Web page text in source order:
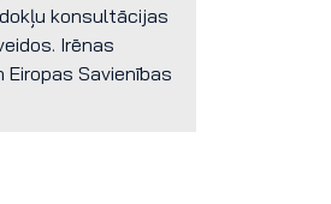
konsultācijas
Irēnas
Savienības